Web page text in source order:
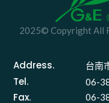
2025© Copyright All
Address. 台南
Tel. 06-
Fax. 06-